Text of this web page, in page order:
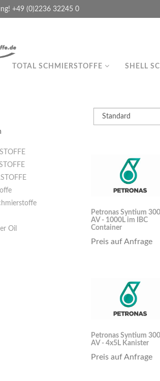
+49 (0)2236 32245 0
TOTAL SCHMIERSTOFFE SHELL
Oil
Petronas Syntium
AV - 1000L im IBC
Container
Preis auf Anfrage
Petronas Syntium
AV - 4x5L Kanister
Preis auf Anfrage